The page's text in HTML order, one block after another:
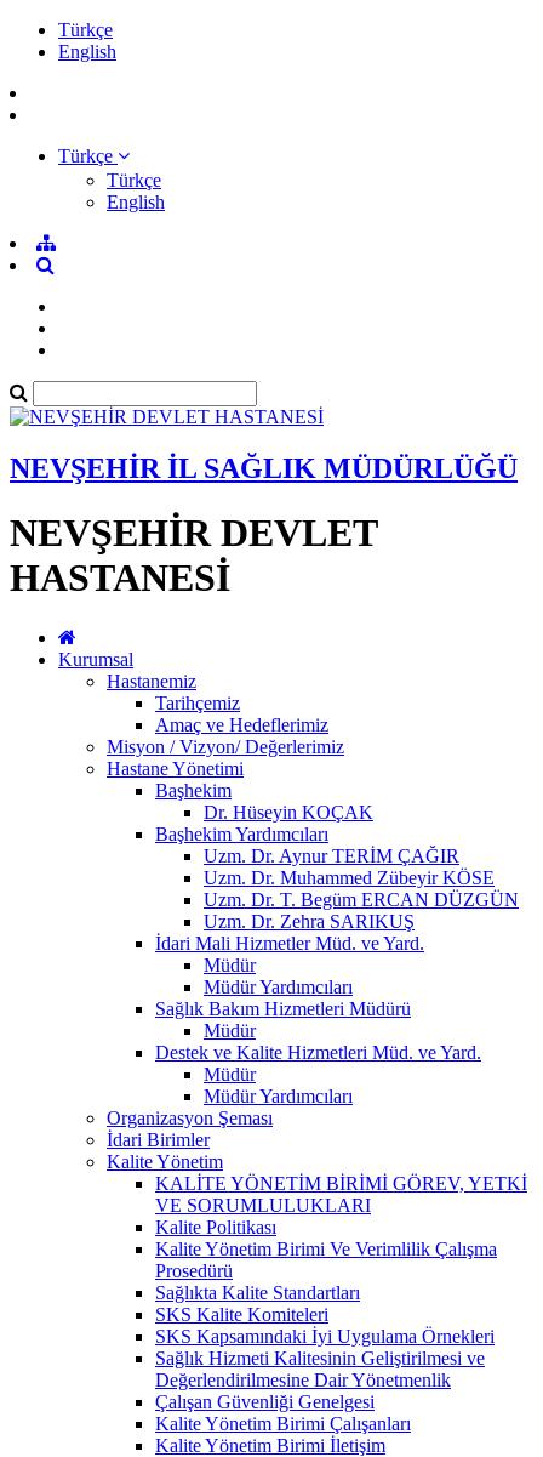
Türkçe
English
Türkçe
Türkçe
English
NEVŞEHİR İL SAĞLIK MÜDÜRLÜĞÜ
NEVŞEHİR DEVLET
HASTANESİ
Kurumsal
Hastanemiz
Tarihçemiz
Amaç ve Hedeflerimiz
Misyon / Vizyon/ Değerlerimiz
Hastane Yönetimi
Başhekim
Dr. Hüseyin KOÇAK
Başhekim Yardımcıları
Uzm. Dr. Aynur TERİM ÇAĞIR
Uzm. Dr. Muhammed Zübeyir KÖSE
Uzm. Dr. T. Begüm ERCAN DÜZGÜN
Uzm. Dr. Zehra SARIKUŞ
İdari Mali Hizmetler Müd. ve Yard.
Müdür
Müdür Yardımcıları
Sağlık Bakım Hizmetleri Müdürü
Müdür
Destek ve Kalite Hizmetleri Müd. ve Yard.
Müdür
Müdür Yardımcıları
Organizasyon Şeması
İdari Birimler
Kalite Yönetim
KALİTE YÖNETİM BİRİMİ GÖREV, YETKİ
VE SORUMLULUKLARI
Kalite Politikası
Kalite Yönetim Birimi Ve Verimlilik Çalışma
Prosedürü
Sağlıkta Kalite Standartları
SKS Kalite Komiteleri
SKS Kapsamındaki İyi Uygulama Örnekleri
Sağlık Hizmeti Kalitesinin Geliştirilmesi ve
Değerlendirilmesine Dair Yönetmenlik
Çalışan Güvenliği Genelgesi
Kalite Yönetim Birimi Çalışanları
Kalite Yönetim Birimi İletişim